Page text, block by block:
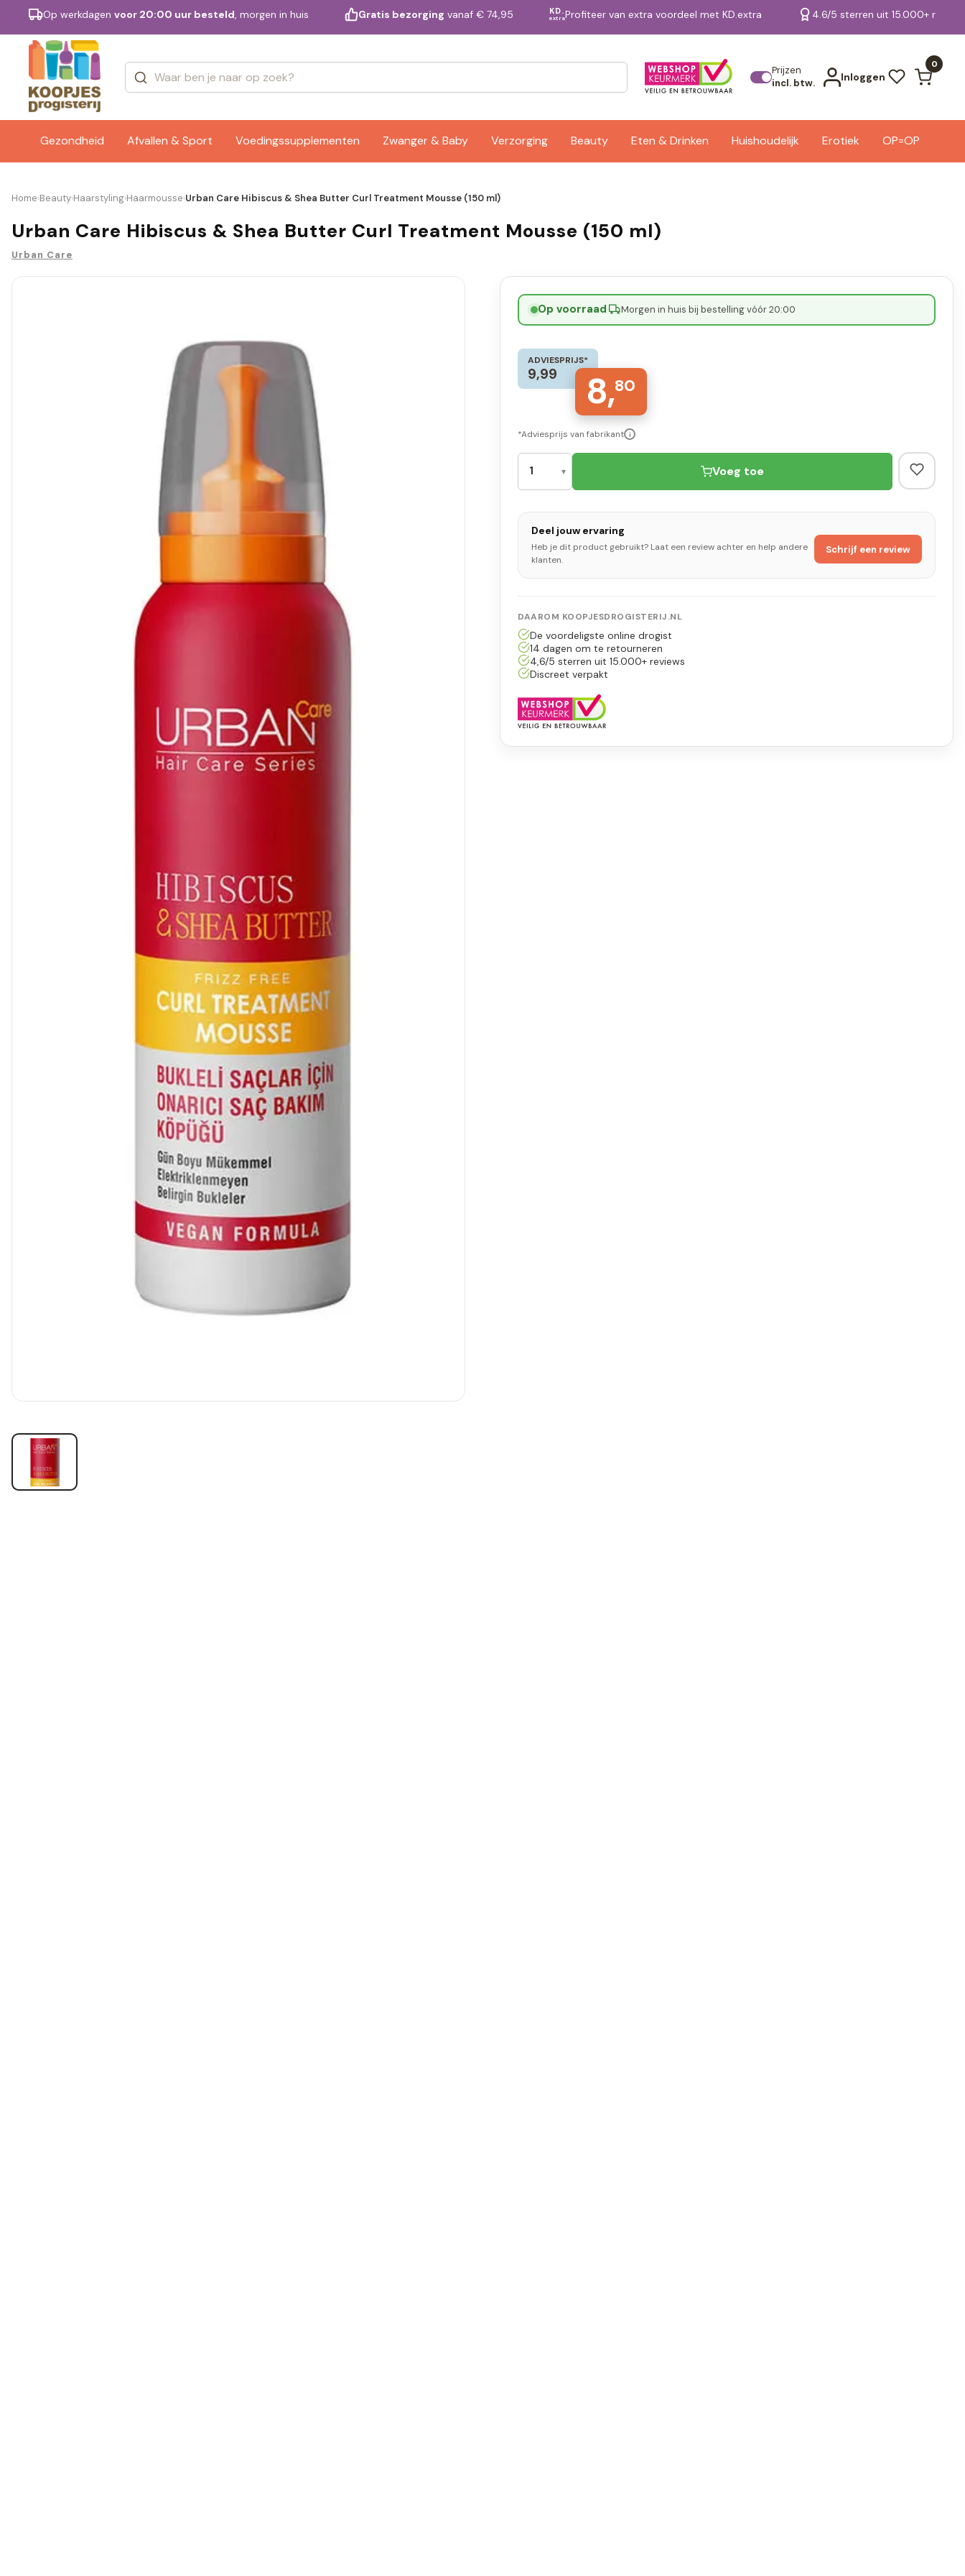
Op werkdagen voor 20:00 uur besteld, morgen in huis Gratis bezorging vanaf € 74,95 KD.
extraProfiteer van extra voordeel met KD.extra 4.6/5 sterren uit 15.000+
Prijzen
incl. btw.
Inloggen
0
Gezondheid Afvallen & Sport Voedingssupplementen Zwanger & Baby Verzorging Beauty Eten & Drinken Huishoudelijk Erotiek OP=OP
Merken Bekijk alle resultaten
Home›Beauty›Haarstyling›Haarmousse›Urban Care Hibiscus & Shea Butter Curl Treatment Mousse (150 ml)
Urban Care Hibiscus & Shea Butter Curl Treatment Mousse (150 ml)
Urban Care
Op voorraad· Morgen in huis bij bestelling vóór 20:00
ADVIESPRIJS*
9,99 8,80
*Adviesprijs van fabrikant i
Voeg toe
Deel jouw ervaring
Heb je dit product gebruikt? Laat een review achter en help andere
klanten.
Schrijf een review
DAAROM KOOPJESDROGISTERIJ.NL
De voordeligste online drogist
14 dagen om te retourneren
4,6/5 sterren uit 15.000+ reviews
Discreet verpakt